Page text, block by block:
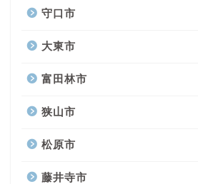
守口市
大東市
富田林市
狭山市
松原市
藤井寺市